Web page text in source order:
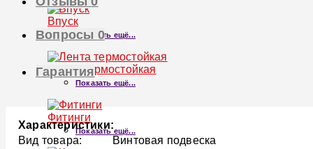
×
Впуск
Показать ещё...
Лента термостойкая
Показать ещё...
Фитинги
Показать ещё...
Вопросы 0
Гарантия
Характеристики:
Вид товара:
Винтовая подвеска